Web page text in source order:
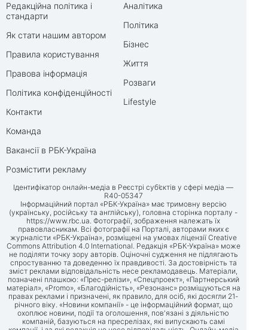
Редакційна політика і
стандарти
Як стати нашим автором
Правила користування
Правова інформація
Політика конфіденційності
Контакти
Команда
Вакансії в РБК-Україна
Розмістити рекламу
Аналітика
Політика
Бізнес
Життя
Розваги
Lifestyle
Ідентифікатор онлайн-медіа в Реєстрі суб’єктів у сфері медіа —
R40-05347
Інформаційний портал «РБК-Україна» має тримовну версію
(українську, російську та англійську), головна сторінка порталу -
https://www.rbc.ua. Фотографії, зображення належать їх
правовласникам. Всі фотографії на Порталі, авторами яких є
журналісти «РБК-Україна», розміщені на умовах ліцензії Creative
Commons Attribution 4.0 International. Редакція «РБК-Україна» може
не поділяти точку зору авторів. Оціночні судження не підлягають
спростуванню та доведенню їх правдивості. За достовірність та
зміст реклами відповідальність несе рекламодавець. Матеріали,
позначені плашкою: «Прес-релізи», «Спецпроект», «Партнерський
матеріал», «Promo», «Благодійність», «Резонанс» розміщуються на
правах реклами і призначені, як правило, для осіб, які досягли 21-
річного віку. «Новини компанії» - це інформаційний формат, що
охоплює новини, події та оголошення, пов'язані з діяльністю
компаній, базуються на пресрелізах, які випускають самі